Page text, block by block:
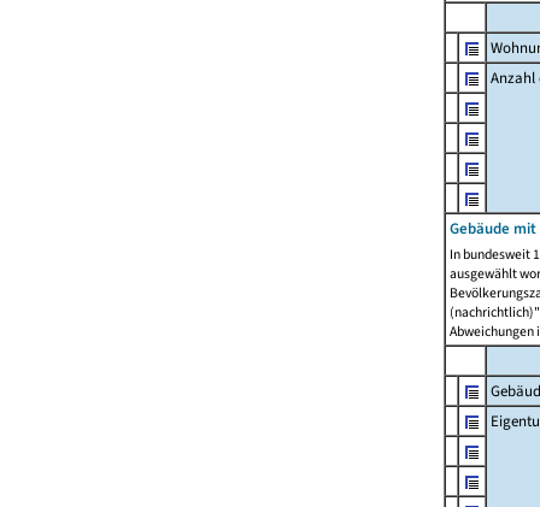
Anzahl
Gebäude
In bundesweit
ausgewählt
Abweichungen